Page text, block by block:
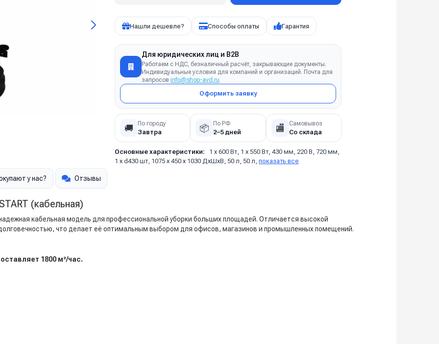
Нашли дешевле? Способы оплаты Гарантия
Для юридических лиц и B2B
Работаем с НДС, безналичный расчёт, закрывающие документы.
Индивидуальные условия для компаний и организаций. Почта для
запросов info@shop-avd.ru
Оформить заявку
🚚 По городу
Завтра 📦 По РФ
2–5 дней 🏬 Самовывоз
Со склада
Основные характеристики:
1 х 600 Вт, 1 х 550 Вт, 430 мм, 220 В, 720 мм,
1 х d430 шт, 1075 х 450 х 1030 ДхШхВ, 50 л, 50 л, показать все
у нас? Отзывы
(кабельная)
кабельная модель для профессиональной уборки больших площадей. Отличается высокой
что делает её оптимальным выбором для офисов, магазинов и промышленных помещений.
1800 м²/час.